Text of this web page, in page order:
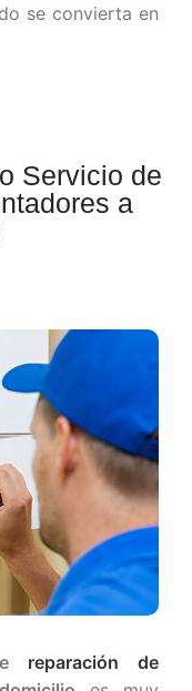
se convierta en
Servicio de
a
reparación de